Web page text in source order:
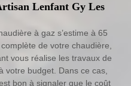
Lenfant Gy Les
à gaz s’estime à 65
de votre chaudière,
vous réalise les travaux de
votre budget. Dans ce cas,
bon à signaler que le coût